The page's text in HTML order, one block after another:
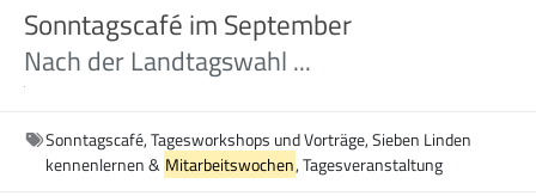
Sonntagscafé im September
Nach der Landtagswahl ...
Sonntagscafé, Tagesworkshops und Vorträge, Sieben Linden
kennenlernen & Mitarbeitswochen, Tagesveranstaltung